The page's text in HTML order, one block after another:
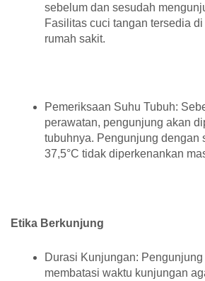
sebelum dan sesudah
Fasilitas cuci tangan tersedia
rumah sakit.
Pemeriksaan Suhu Tubuh:
perawatan, pengunjung akan
tubuhnya. Pengunjung dengan
37,5°C tidak diperkenankan
Etika Berkunjung
Durasi Kunjungan:
membatasi waktu kunjungan